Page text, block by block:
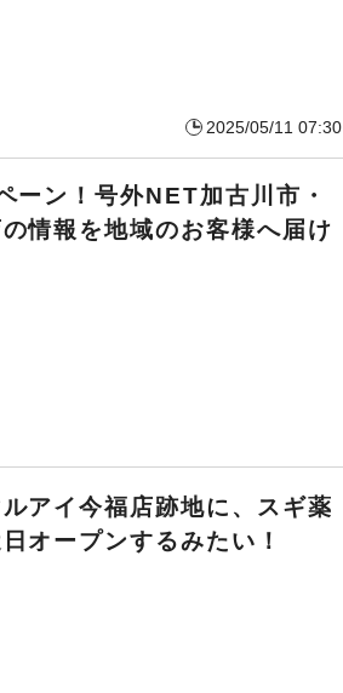
2025/05/11 07:30
ーン！号外NET加古川市・
情報を地域のお客様へ届け
ルアイ今福店跡地に、スギ薬
オープンするみたい！